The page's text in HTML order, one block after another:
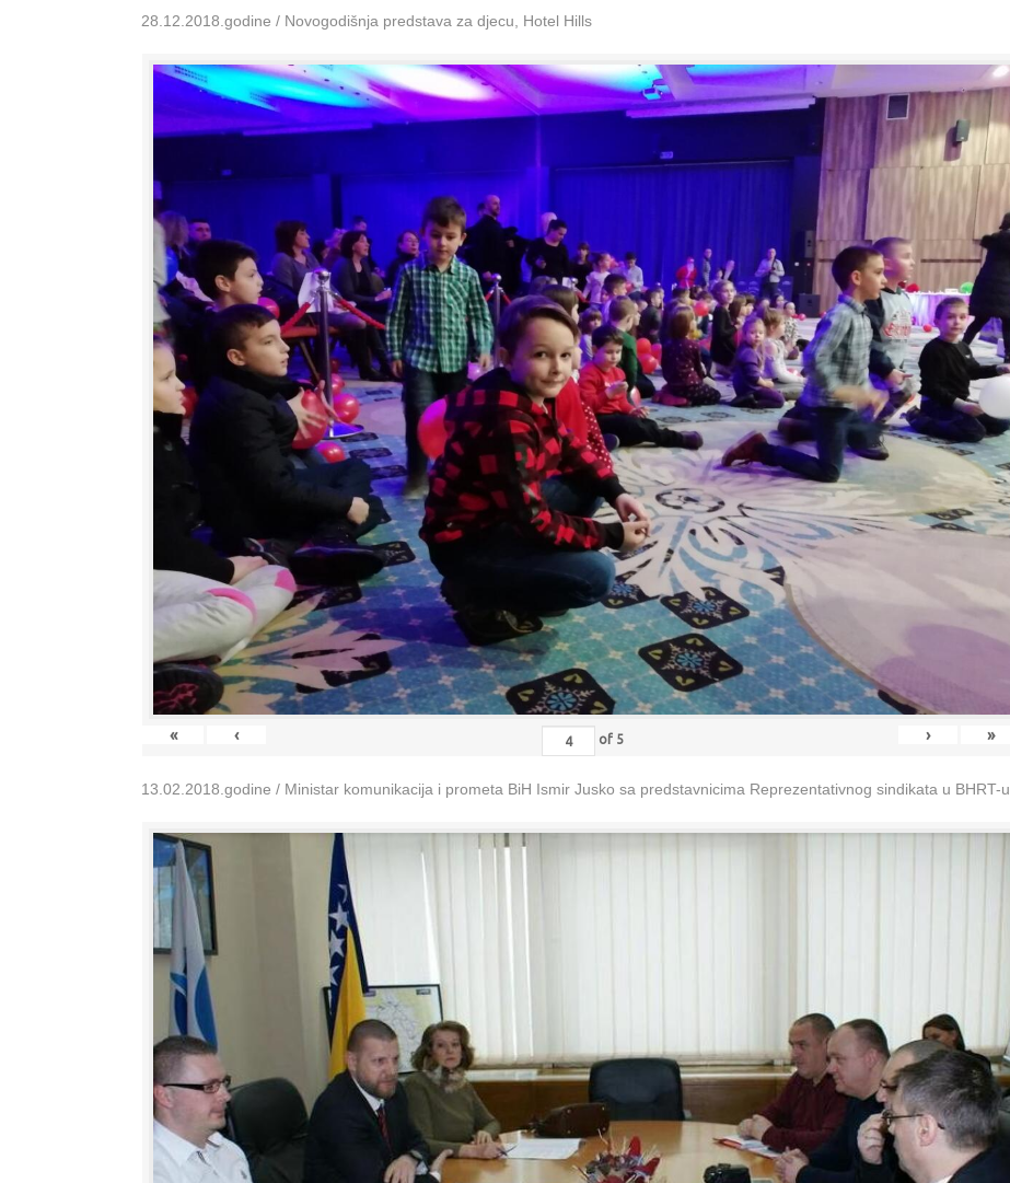
28.12.2018.godine / Novogodišnja predstava za djecu, Hotel Hills
« ‹ of 5 › »
13.02.2018.godine / Ministar komunikacija i prometa BiH Ismir Jusko sa predstavnicima Reprezentativnog sindikata u BHRT-u